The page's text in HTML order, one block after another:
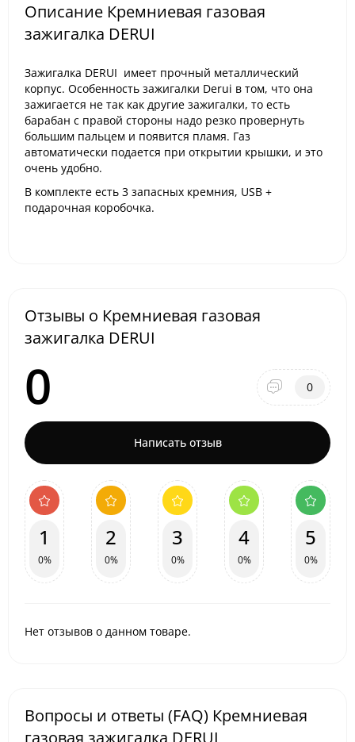
Описание Кремниевая газовая
зажигалка DERUI
Зажигалка DERUI имеет прочный металлический
корпус. Особенность зажигалки Derui в том, что она
зажигается не так как другие зажигалки, то есть
барабан с правой стороны надо резко провернуть
большим пальцем и появится пламя. Газ
автоматически подается при открытии крышки, и это
очень удобно.
В комплекте есть 3 запасных кремния, USB +
подарочная коробочка.
Отзывы о Кремниевая газовая
зажигалка DERUI
0 0
Написать отзыв
1
0%
2
0%
3
0%
4
0%
5
0%
Нет отзывов о данном товаре.
Вопросы и ответы (FAQ) Кремниевая
газовая зажигалка DERUI